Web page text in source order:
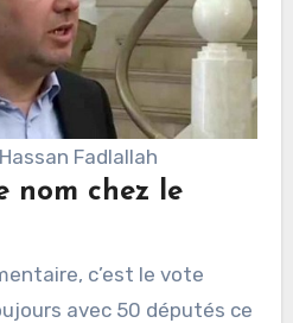
Fadlallah
nom chez le
c’est le vote
avec 50 députés ce